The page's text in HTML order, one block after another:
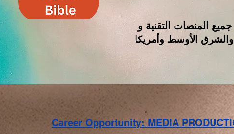
المنصات التقنية و
الأوسط وأمريكا
Career Opportunity: MEDIA